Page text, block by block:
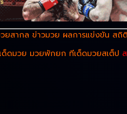
ยสากล ข่าวมวย ผลการแข่งขัน สถิ
ดมวย มวยพักยก ทีเด็ดมวยสเต็ป